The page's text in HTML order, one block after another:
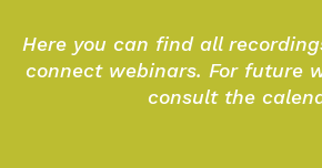
Here you can find all
connect webinars. For future
consult the